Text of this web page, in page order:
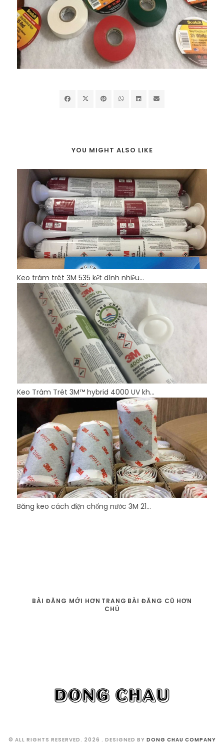
YOU MIGHT ALSO LIKE
Keo trám trét 3M 535 kết dính nhiều...
Keo Trám Trét 3M™ hybrid 4000 UV kh...
Băng keo cách điện chống nước 3M 21...
BÀI ĐĂNG MỚI HƠN BÀI ĐĂNG CŨ HƠN
TRANG
CHỦ
© ALL RIGHTS RESERVED. 2026 . DESIGNED BY DONG CHAU COMPANY